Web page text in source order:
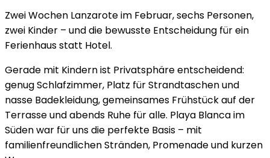
Zwei Wochen Lanzarote im Februar, sechs Personen,
zwei Kinder – und die bewusste Entscheidung für ein
Ferienhaus statt Hotel.
Gerade mit Kindern ist Privatsphäre entscheidend:
genug Schlafzimmer, Platz für Strandtaschen und
nasse Badekleidung, gemeinsames Frühstück auf der
Terrasse und abends Ruhe für alle. Playa Blanca im
Süden war für uns die perfekte Basis – mit
familienfreundlichen Stränden, Promenade und kurzen